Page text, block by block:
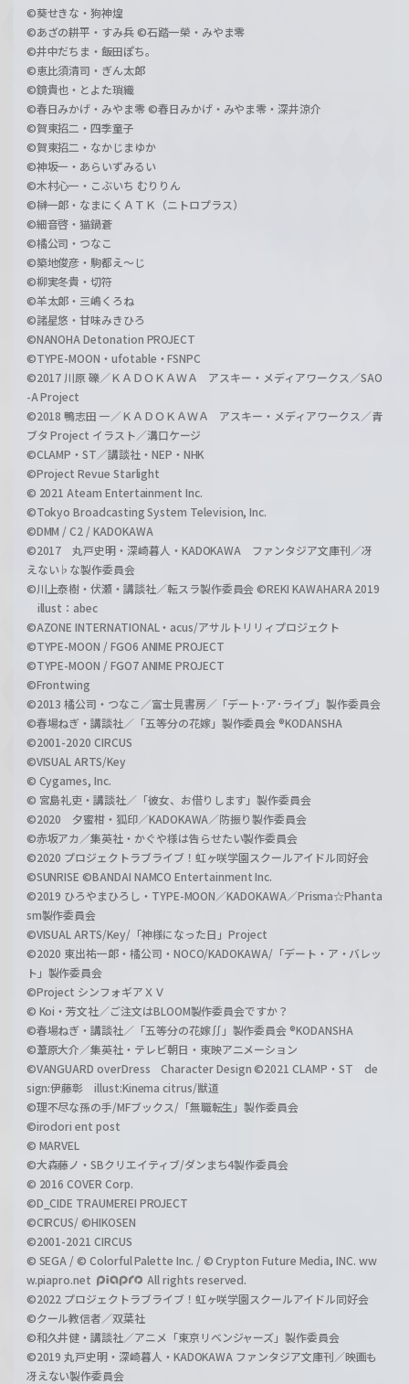
©葵せきな・狗神煌
©あざの耕平・すみ兵 ©石踏一榮・みやま零
©井中だちま・飯田ぽち。
©恵比須清司・ぎん太郎
©鏡貴也・とよた瑣織
©春日みかげ・みやま零 ©春日みかげ・みやま零・深井涼介
©賀東招二・四季童子
©賀東招二・なかじまゆか
©神坂一・あらいずみるい
©木村心一・こぶいち むりりん
©榊一郎・なまにくＡＴＫ（ニトロプラス）
©細音啓・猫鍋蒼
©橘公司・つなこ
©築地俊彦・駒都え～じ
©柳実冬貴・切符
©羊太郎・三嶋くろね
©諸星悠・甘味みきひろ
©NANOHA Detonation PROJECT
©TYPE-MOON・ufotable・FSNPC
©2017 川原 礫／ＫＡＤＯＫＡＷＡ アスキー・メディアワークス／SAO
-A Project
©2018 鴨志田 一／ＫＡＤＯＫＡＷＡ アスキー・メディアワークス／青
ブタ Project イラスト／溝口ケージ
©CLAMP・ST／講談社・NEP・NHK
©Project Revue Starlight
© 2021 Ateam Entertainment Inc.
©Tokyo Broadcasting System Television, Inc.
©DMM / C2 / KADOKAWA
©2017 丸戸史明・深崎暮人・KADOKAWA ファンタジア文庫刊／冴
えない♭な製作委員会
©川上泰樹・伏瀬・講談社／転スラ製作委員会 ©REKI KAWAHARA 2019
illust：abec
©AZONE INTERNATIONAL・acus/アサルトリリィプロジェクト
©TYPE-MOON / FGO6 ANIME PROJECT
©TYPE-MOON / FGO7 ANIME PROJECT
©Frontwing
©2013 橘公司・つなこ／富士見書房／「デート･ア･ライブ」製作委員会
©春場ねぎ・講談社／「五等分の花嫁」製作委員会 ®KODANSHA
©2001-2020 CIRCUS
©VISUAL ARTS/Key
© Cygames, Inc.
© 宮島礼吏・講談社／「彼女、お借りします」製作委員会
©2020 夕蜜柑・狐印／KADOKAWA／防振り製作委員会
©赤坂アカ／集英社・かぐや様は告らせたい製作委員会
©2020 プロジェクトラブライブ！虹ヶ咲学園スクールアイドル同好会
©SUNRISE ©BANDAI NAMCO Entertainment Inc.
©2019 ひろやまひろし・TYPE-MOON／KADOKAWA／Prisma☆Phanta
sm製作委員会
©VISUAL ARTS/Key/「神様になった日」Project
©2020 東出祐一郎・橘公司・NOCO/KADOKAWA/「デート・ア・バレッ
ト」製作委員会
©Project シンフォギアＸＶ
© Koi・芳文社／ご注文はBLOOM製作委員会ですか？
©春場ねぎ・講談社／「五等分の花嫁∬」製作委員会 ®KODANSHA
©葦原大介／集英社・テレビ朝日・東映アニメーション
©VANGUARD overDress Character Design ©2021 CLAMP・ST de
sign:伊藤彰 illust:Kinema citrus/獣道
©理不尽な孫の手/MFブックス/「無職転生」製作委員会
©irodori ent post
© MARVEL
©大森藤ノ・SBクリエイティブ/ダンまち4製作委員会
© 2016 COVER Corp.
©D_CIDE TRAUMEREI PROJECT
©CIRCUS/ ©HIKOSEN
©2001-2021 CIRCUS
© SEGA / © Colorful Palette Inc. / © Crypton Future Media, INC. ww
w.piapro.net
All rights reserved.
©2022 プロジェクトラブライブ！虹ヶ咲学園スクールアイドル同好会
©クール教信者／双葉社
©和久井健・講談社／アニメ「東京リベンジャーズ」製作委員会
©2019 丸戸史明・深崎暮人・KADOKAWA ファンタジア文庫刊／映画も
冴えない製作委員会